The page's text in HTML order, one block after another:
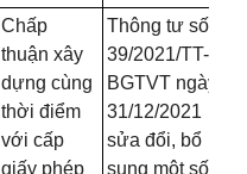
Chấp
thuận xây
dựng cùng
thời điểm
với cấp
giấy phép
Thông tư số
39/2021/TT-
BGTVT ngày
31/12/2021
sửa đổi, bổ
sung một số